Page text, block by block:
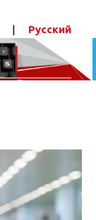
| Русский